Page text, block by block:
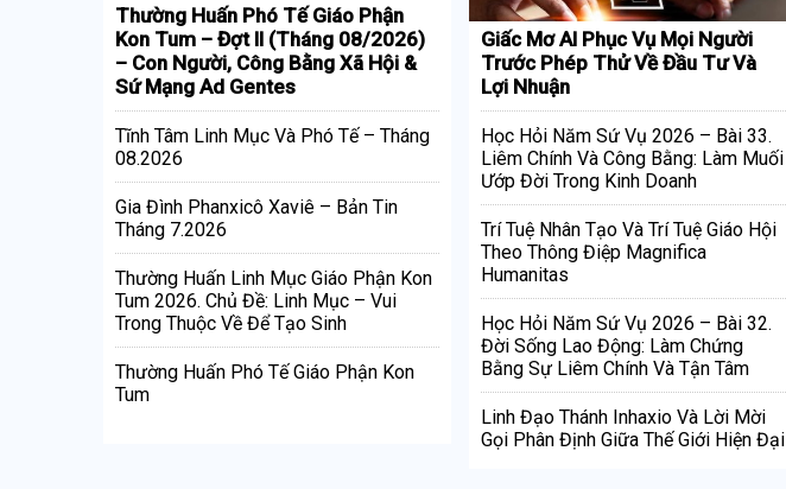
Thường Huấn Phó Tế Giáo Phận
Kon Tum – Đợt II (Tháng 08/2026)
– Con Người, Công Bằng Xã Hội &
Sứ Mạng Ad Gentes
Tĩnh Tâm Linh Mục Và Phó Tế – Tháng
08.2026
Gia Đình Phanxicô Xaviê – Bản Tin
Tháng 7.2026
Thường Huấn Linh Mục Giáo Phận Kon
Tum 2026. Chủ Đề: Linh Mục – Vui
Trong Thuộc Về Để Tạo Sinh
Thường Huấn Phó Tế Giáo Phận Kon
Tum
Giấc Mơ AI Phục Vụ Mọi Người
Trước Phép Thử Về Đầu Tư Và
Lợi Nhuận
Học Hỏi Năm Sứ Vụ 2026 – Bài 33.
Liêm Chính Và Công Bằng: Làm Muối
Ướp Đời Trong Kinh Doanh
Trí Tuệ Nhân Tạo Và Trí Tuệ Giáo Hội
Theo Thông Điệp Magnifica
Humanitas
Học Hỏi Năm Sứ Vụ 2026 – Bài 32.
Đời Sống Lao Động: Làm Chứng
Bằng Sự Liêm Chính Và Tận Tâm
Linh Đạo Thánh Inhaxio Và Lời Mời
Gọi Phân Định Giữa Thế Giới Hiện Đại